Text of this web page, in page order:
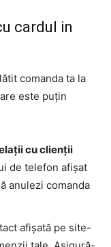
cardul in
comanda ta la
este puțin
cu clienții
de telefon afișat
anulezi comanda
afișată pe site-